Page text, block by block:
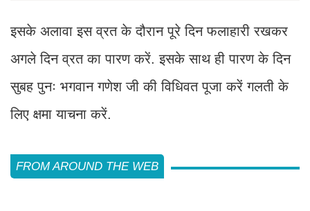
इसके अलावा इस व्रत के दौरान पूरे दिन फलाहारी रखकर
अगले दिन व्रत का पारण करें. इसके साथ ही पारण के दिन
सुबह पुनः भगवान गणेश जी की विधिवत पूजा करें गलती के
लिए क्षमा याचना करें.
FROM AROUND THE WEB